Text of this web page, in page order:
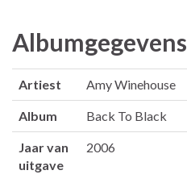
Albumgegevens
Artiest Amy Winehouse
Album Back To Black
Jaar van
uitgave
2006